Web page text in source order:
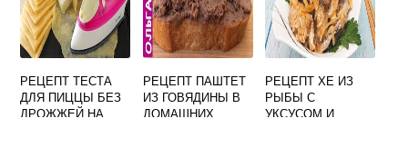
РЕЦЕПТ ТЕСТА
ДЛЯ ПИЦЦЫ БЕЗ
ДРОЖЖЕЙ НА
РЕЦЕПТ ПАШТЕТ
ИЗ ГОВЯДИНЫ В
ДОМАШНИХ
РЕЦЕПТ ХЕ ИЗ
РЫБЫ С
УКСУСОМ И